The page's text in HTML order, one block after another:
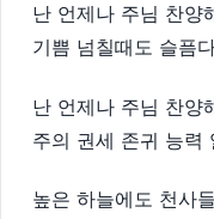
난 언제나 주님 찬양
기쁨 넘칠때도 슬픔
난 언제나 주님 찬양
주의 권세 존귀 능력
높은 하늘에도 천사